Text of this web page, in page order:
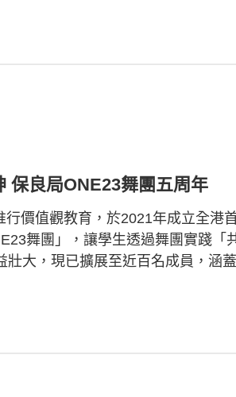
保良局ONE23舞團五周年
行價值觀教育，於2021年成立全港
舞團」，讓學生透過舞團實踐「
大，現已擴展至近百名成員，涵